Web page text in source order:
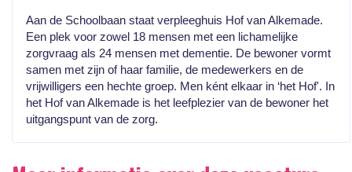
Aan de Schoolbaan staat verpleeghuis Hof van Alkemade.
Een plek voor zowel 18 mensen met een lichamelijke
zorgvraag als 24 mensen met dementie. De bewoner vormt
samen met zijn of haar familie, de medewerkers en de
vrijwilligers een hechte groep. Men ként elkaar in ‘het Hof'. In
het Hof van Alkemade is het leefplezier van de bewoner het
uitgangspunt van de zorg.